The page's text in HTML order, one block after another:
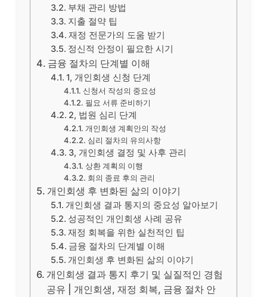
부채 관리 방법
지출 절약 팁
재정 전문가의 도움 받기
정신적 안정이 필요한 시기
금융 절차의 단계별 이해
1, 개인회생 신청 단계
신청서 작성의 중요성
필요 서류 준비하기
2, 법원 심리 단계
개인회생 계획안의 작성
심리 절차의 유의사항
3, 개인회생 결정 및 사후 관리
상환 계획의 이행
회의 종료 후의 관리
개인회생 후 변화된 삶의 이야기
개인회생 결과 통지의 중요성 알아보기
성공적인 개인회생 사례 공유
재정 회복을 위한 실천적인 팁
금융 절차의 단계별 이해
개인회생 후 변화된 삶의 이야기
개인회생 결과 통지 후기 및 실질적인 경험
공유 | 개인회생, 재정 회복, 금융 절차 안